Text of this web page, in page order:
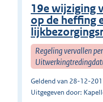
19e wijziging
op de heffing
Regeling vervallen
Geldend van 28-12-
Uitgegeven door: